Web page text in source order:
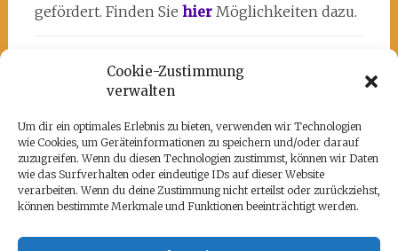
Cookie-Zustimmung
verwalten
Um dir ein optimales Erlebnis zu bieten, verwenden wir Technologien
wie Cookies, um Geräteinformationen zu speichern und/oder darauf
zuzugreifen. Wenn du diesen Technologien zustimmst, können wir Daten
wie das Surfverhalten oder eindeutige IDs auf dieser Website
verarbeiten. Wenn du deine Zustimmung nicht erteilst oder zurückziehst,
können bestimmte Merkmale und Funktionen beeinträchtigt werden.
gefördert. Finden Sie hier Möglichkeiten dazu.
Unsere Partner
Hier befindet sich das kulturell-kreative und
künstlerische ♥️von Potsdam:www.rz-